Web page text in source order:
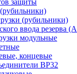
защиты
(рубильники)
ввода резерва
модульные
концевые
ВР32